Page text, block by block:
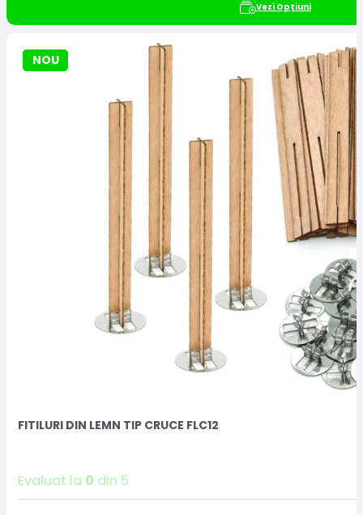
Vezi Opțiuni
NOU
FITILURI DIN LEMN TIP CRUCE FLC12
Evaluat la 0 din 5